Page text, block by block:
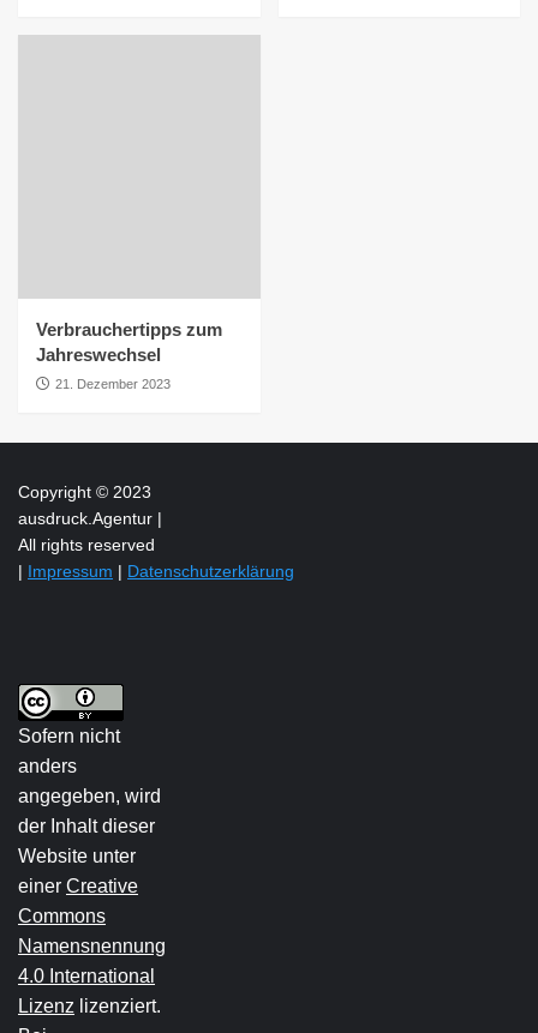
Verbrauchertipps zum
Jahreswechsel
21. Dezember 2023
Copyright © 2023
ausdruck.Agentur |
All rights reserved
| Impressum | Datenschutzerklärung
Sofern nicht
anders
angegeben, wird
der Inhalt dieser
Website unter
einer Creative
Commons
Namensnennung
4.0 International
Lizenz lizenziert.